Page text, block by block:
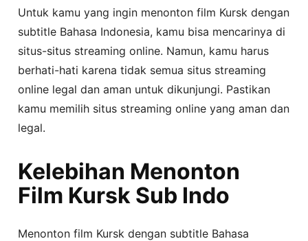
Untuk kamu yang ingin menonton film Kursk dengan
subtitle Bahasa Indonesia, kamu bisa mencarinya di
situs-situs streaming online. Namun, kamu harus
berhati-hati karena tidak semua situs streaming
online legal dan aman untuk dikunjungi. Pastikan
kamu memilih situs streaming online yang aman dan
legal.
Kelebihan Menonton
Film Kursk Sub Indo
Menonton film Kursk dengan subtitle Bahasa